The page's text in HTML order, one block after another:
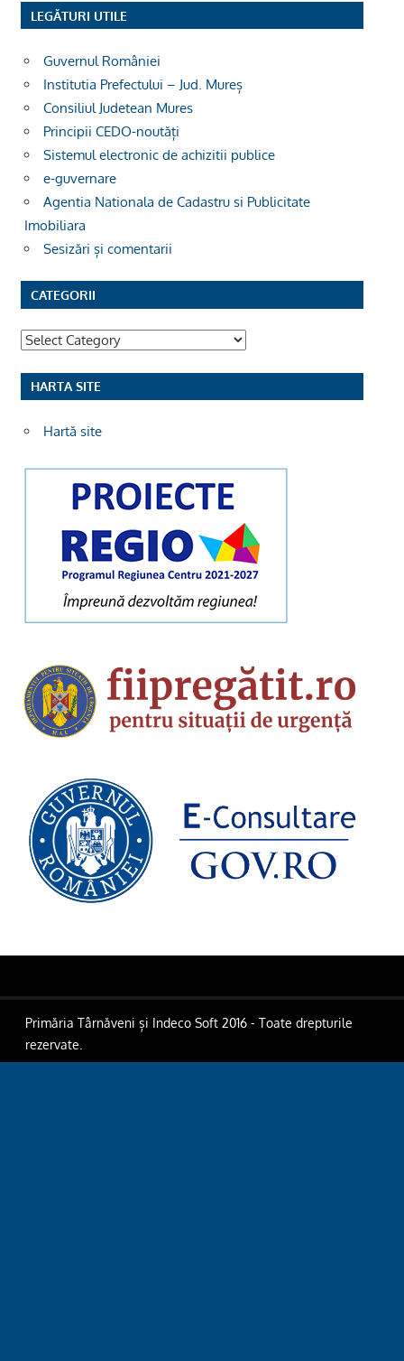
LEGĂTURI UTILE
Guvernul României
Institutia Prefectului – Jud. Mureș
Consiliul Judetean Mures
Principii CEDO-noutăți
Sistemul electronic de achizitii publice
e-guvernare
Agentia Nationala de Cadastru si Publicitate
Imobiliara
Sesizări și comentarii
CATEGORII
Categorii
HARTA SITE
Hartă site
Primăria Târnăveni și Indeco Soft 2016 - Toate drepturile
rezervate.